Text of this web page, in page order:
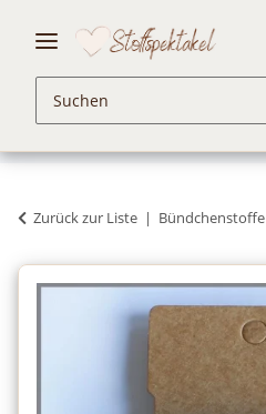
Zurück zur Liste Bündchenstoffe